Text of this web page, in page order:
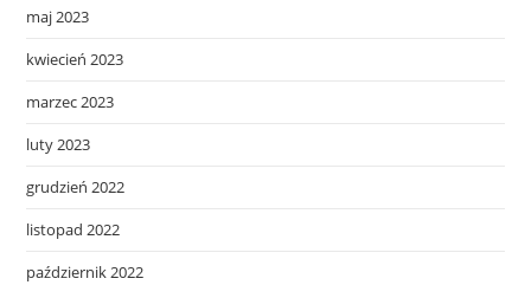
maj 2023
kwiecień 2023
marzec 2023
luty 2023
grudzień 2022
listopad 2022
październik 2022